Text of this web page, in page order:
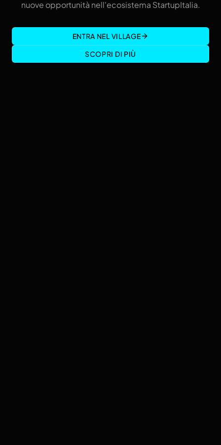
nuove opportunità nell'ecosistema StartupItalia.
ENTRA NEL VILLAGE
SCOPRI DI PIÙ